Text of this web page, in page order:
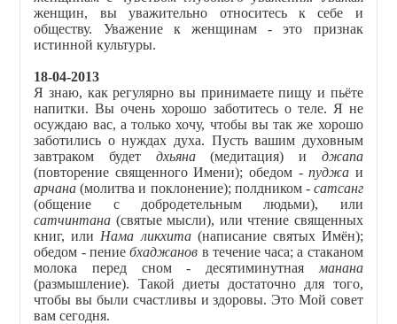
женщин, вы уважительно относитесь к себе и
обществу. Уважение к женщинам - это признак
истинной культуры.
18-04-2013
Я знаю, как регулярно вы принимаете пищу и пьёте
напитки. Вы очень хорошо заботитесь о теле. Я не
осуждаю вас, а только хочу, чтобы вы так же хорошо
заботились о нуждах духа. Пусть вашим духовным
завтраком будет дхьяна(медитация) и джапа
(повторение священного Имени); обедом -пуджа и
арчана (молитва и поклонение); полдником - сатсанг
(общение с добродетельным людьми), или
сатчинтана (святые мысли), или чтение священных
книг, или Нама ликхита(написание святых Имён);
обедом - пениебхаджанов в течение часа; а стаканом
молока перед сном - десятиминутная манана
(размышление). Такой диеты достаточно для того,
чтобы вы были счастливы и здоровы. Это Мой совет
вам сегодня.